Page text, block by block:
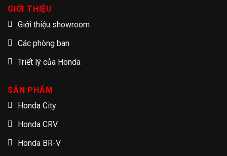
GIỚI THIỆU
Giới thiệu showroom
Các phòng ban
Triết lý của Honda
SẢN PHẨM
Honda City
Honda CRV
Honda BR-V